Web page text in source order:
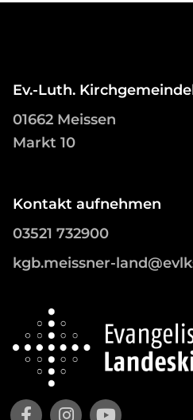
Ev.-Luth.
01662 Meissen
Markt 10
Kontakt aufnehmen
03521 732900
kgb.meissner-